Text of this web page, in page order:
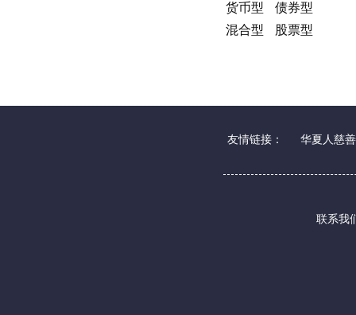
货币型
债券型
混合型
股票型
友情链接： 华夏人慈
联系我